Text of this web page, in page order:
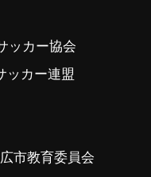
ッカー協会
ッカー連盟
市教育委員会